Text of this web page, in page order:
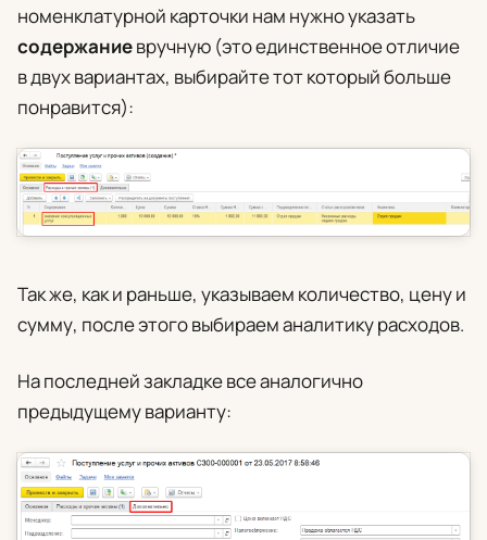
номенклатурной карточки нам нужно указать
содержаниевручную (это единственное отличие
в двух вариантах, выбирайте тот который больше
понравится):
Так же, как и раньше, указываем количество, цену и
сумму, после этого выбираем аналитику расходов.
На последней закладке все аналогично
предыдущему варианту: